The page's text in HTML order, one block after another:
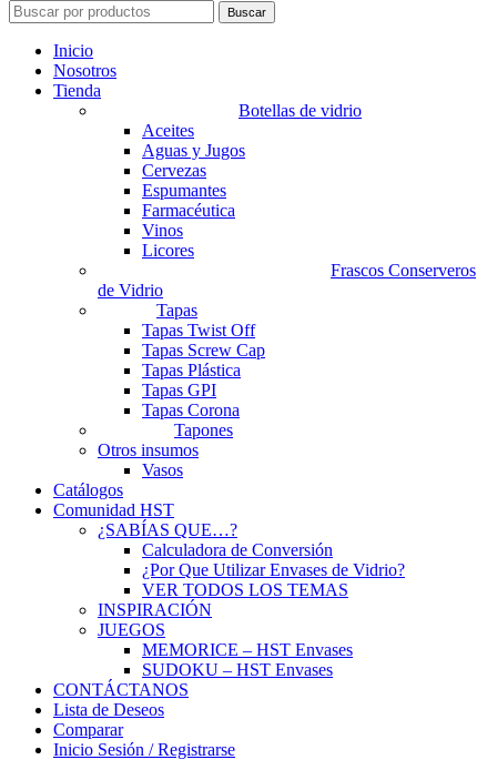
Buscar
Inicio
Nosotros
Tienda
Botellas de vidrio
Aceites
Aguas y Jugos
Cervezas
Espumantes
Farmacéutica
Vinos
Licores
Frascos Conserveros
de Vidrio
Tapas
Tapas Twist Off
Tapas Screw Cap
Tapas Plástica
Tapas GPI
Tapas Corona
Tapones
Otros insumos
Vasos
Catálogos
Comunidad HST
¿SABÍAS QUE…?
Calculadora de Conversión
¿Por Que Utilizar Envases de Vidrio?
VER TODOS LOS TEMAS
INSPIRACIÓN
JUEGOS
MEMORICE – HST Envases
SUDOKU – HST Envases
CONTÁCTANOS
Lista de Deseos
Comparar
Inicio Sesión / Registrarse